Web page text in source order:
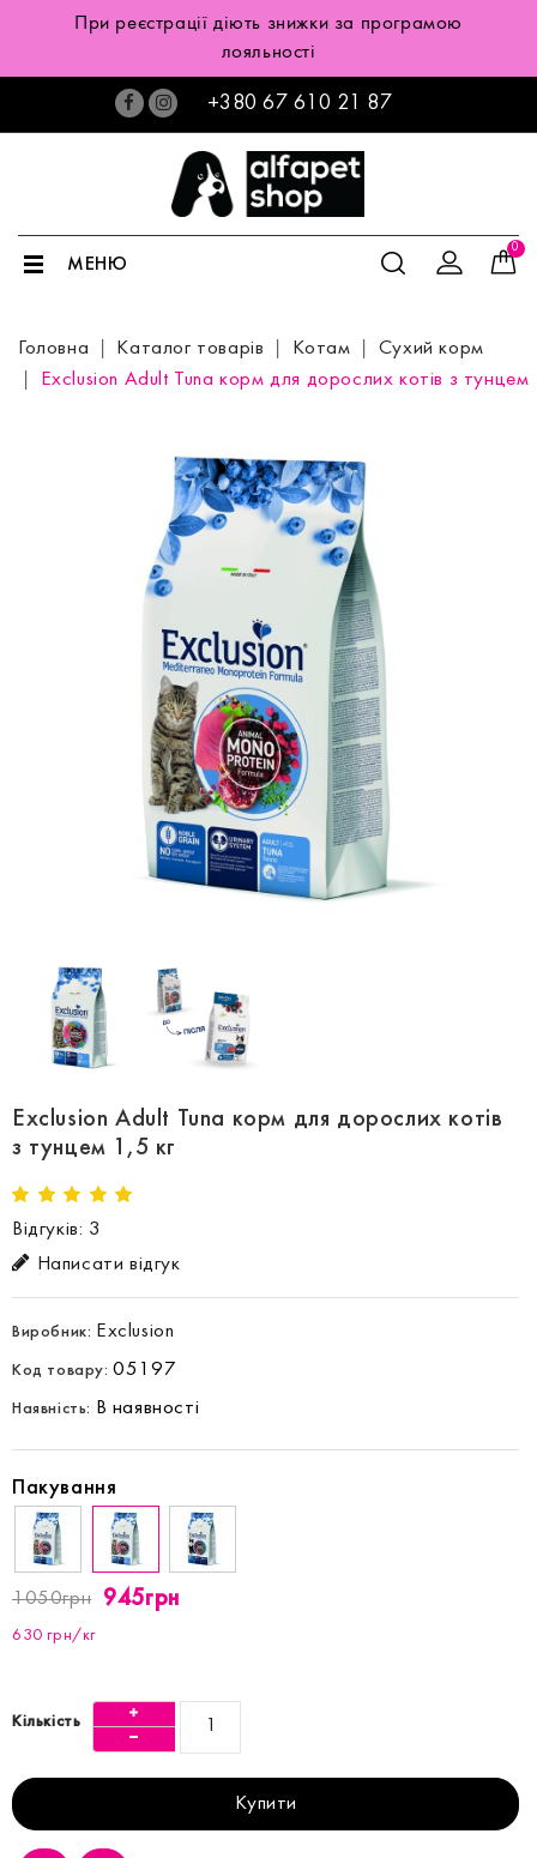
При реєстрації діють знижки за програмою
лояльності
+380 67 610 21 87
0
МЕНЮ
Головна Каталог товарів Котам
Сухий корм
Exclusion Adult Tuna корм для дорослих котів з тунцем
Exclusion Adult Tuna корм для дорослих котів
з тунцем 1,5 кг
Відгуків: 3
Написати відгук
Виробник: Exclusion
Код товару:05197
Наявність: В наявності
Пакування
1050грн 945грн
630 грн/кг
Кількість
Купити